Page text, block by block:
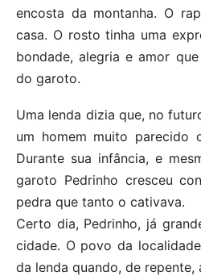
encosta da montanha. O
casa. O rosto tinha uma
bondade, alegria e amor
do garoto.
Uma lenda dizia que, no
um homem muito parecido
Durante sua infância, e
garoto Pedrinho cresceu
pedra que tanto o cativava.
Certo dia, Pedrinho, já
cidade. O povo da
da lenda quando, de repente,